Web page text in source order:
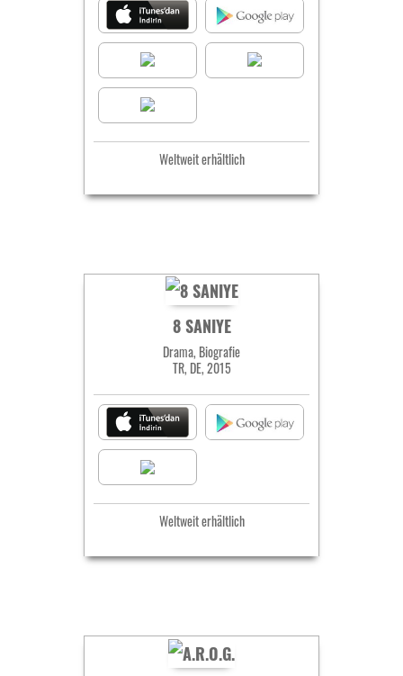
Weltweit erhältlich
8 SANIYE
Drama, Biografie
TR, DE, 2015
Weltweit erhältlich